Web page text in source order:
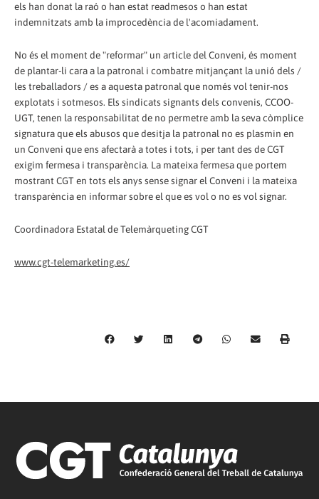
els han donat la raó o han estat readmesos o han estat
indemnitzats amb la improcedència de l'acomiadament.
No és el moment de "reformar" un article del Conveni, és moment
de plantar-li cara a la patronal i combatre mitjançant la unió dels /
les treballadors / es a aquesta patronal que només vol tenir-nos
explotats i sotmesos. Els sindicats signants dels convenis, CCOO-
UGT, tenen la responsabilitat de no permetre amb la seva còmplice
signatura que els abusos que desitja la patronal no es plasmin en
un Conveni que ens afectarà a totes i tots, i per tant des de CGT
exigim fermesa i transparència. La mateixa fermesa que portem
mostrant CGT en tots els anys sense signar el Conveni i la mateixa
transparència en informar sobre el que es vol o no es vol signar.
Coordinadora Estatal de Telemàrqueting CGT
www.cgt-telemarketing.es/